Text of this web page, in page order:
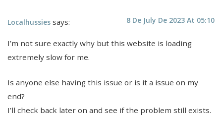
Localhussies says: 8 De July De 2023 At 05:10
I’m not sure exactly why but this website is loading
extremely slow for me.
Is anyone else having this issue or is it a issue on my
end?
I’ll check back later on and see if the problem still exists.